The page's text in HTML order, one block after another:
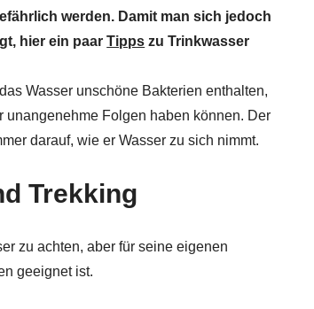
werden. Damit man sich jedoch
hier ein paarTipps zu Trinkwasser
Wasser unschöne Bakterien enthalten,
Folgen haben können. Der
darauf, wie er Wasser zu sich nimmt.
Trekking
zu achten, aber für seine eigenen
geeignet ist.